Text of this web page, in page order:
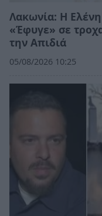
Λακωνία: Η
«Έφυγε» σε
την Απιδιά
05/08/2026 10:25